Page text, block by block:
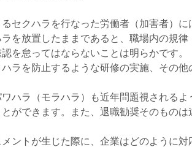
るセクハラを行なった労働者（加害者）
を放置したままであると、職場内の規
を怠ってはならないことは明らかです。
ラを防止するような研修の実施、その
ハラ（モラハラ）も近年問題視される
ができます。また、退職勧奨そのもの
ントが生じた際に、企業はどのように